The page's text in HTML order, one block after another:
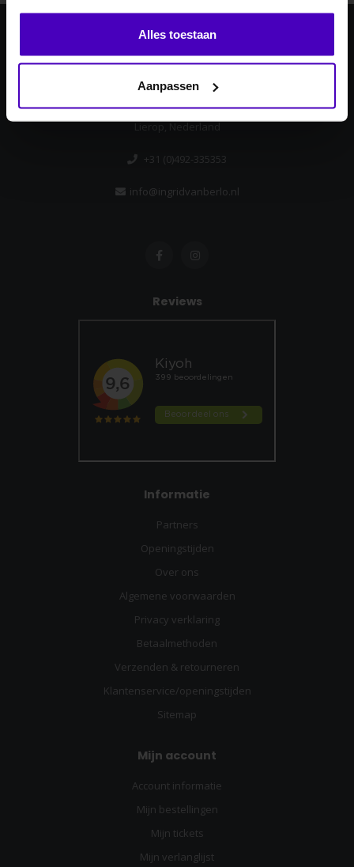
Alles toestaan
Aanpassen
Ingrid van Berlo
Laan ten Boomen 4
5715 AB
Lierop, Nederland
+31 (0)492-335353
info@ingridvanberlo.nl
Reviews
Informatie
Partners
Openingstijden
Over ons
Algemene voorwaarden
Privacy verklaring
Betaalmethoden
Verzenden & retourneren
Klantenservice/openingstijden
Sitemap
Mijn account
Account informatie
Mijn bestellingen
Mijn tickets
Mijn verlanglijst